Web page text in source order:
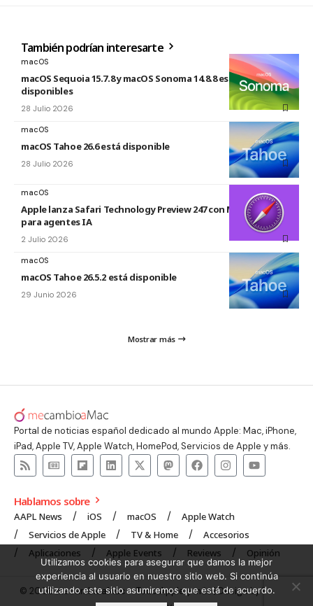
También podrían interesarte
macOS
macOS Sequoia 15.7.8 y macOS Sonoma 14.8.8 están
disponibles
28 Julio 2026
macOS
macOS Tahoe 26.6 está disponible
28 Julio 2026
macOS
Apple lanza Safari Technology Preview 247 con MCP Server
para agentes IA
2 Julio 2026
macOS
macOS Tahoe 26.5.2 está disponible
29 Junio 2026
Mostrar más
Portal de noticias español dedicado al mundo Apple: Mac, iPhone,
iPad, Apple TV, Apple Watch, HomePod, Servicios de Apple y más.
Hablamos sobre
AAPL News iOS macOS
Apple Watch
Servicios de Apple
TV & Home
Accesorios
Aplicaciones
Apple Events Reviews Opinión
© 2008 mecambioaMac – Todo Apple y más | Design byUNXON
Utilizamos cookies para asegurar que damos la mejor
experiencia al usuario en nuestro sitio web. Si continúa
utilizando este sitio asumiremos que está de acuerdo.